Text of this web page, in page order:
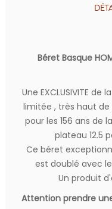
Béret Basque
Une EXCLUSIVITE
limitée , très haut
pour les 156 ans de
plateau 12.5
Ce béret
est doublé avec
Un produit
Attention prendre